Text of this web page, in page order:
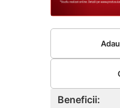
Beneficii: